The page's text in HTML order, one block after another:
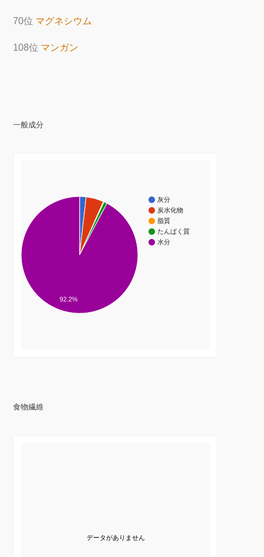
70位 マグネシウム
108位 マンガン
一般成分
灰分
炭水化物
脂質
たんぱく質
水分
92.2%
食物繊維
データがありません